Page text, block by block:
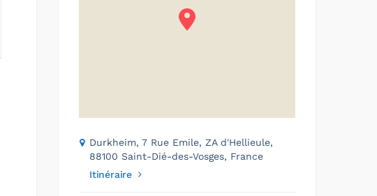
Durkheim, 7 Rue Emile, ZA d'Hellieule,
88100 Saint-Dié-des-Vosges, France
Itinéraire